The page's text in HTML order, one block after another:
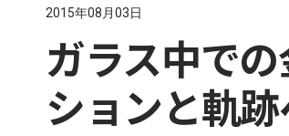
2015年08月03日
ガラス中で
ションと軌